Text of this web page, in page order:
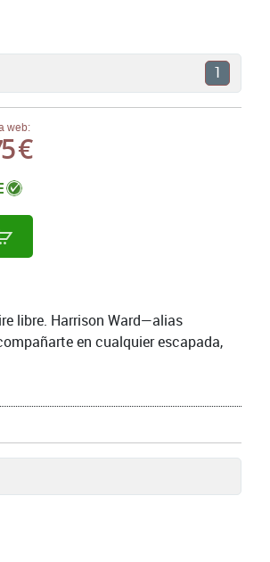
1
web:
€
libre. Harrison Ward—alias
en cualquier escapada,